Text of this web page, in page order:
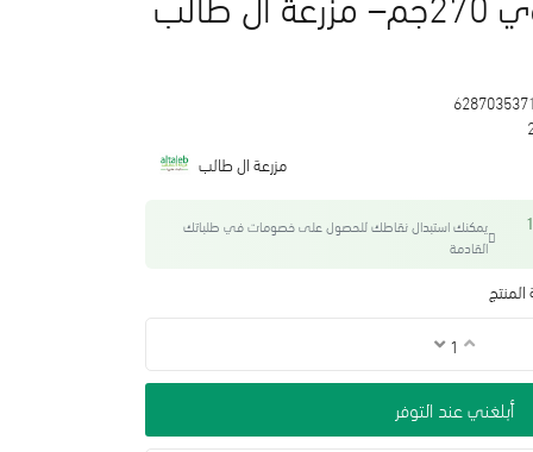
مزرعة ال طالب
على 12
يمكنك استبدال نقاطك للحصول على خصومات في طلباتك
القادمة
أبلغني عند التوفر